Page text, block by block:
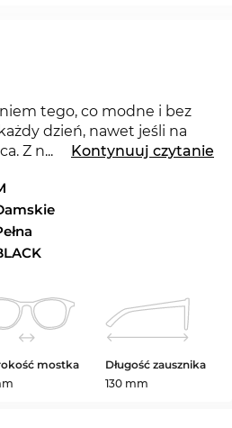
tego, co modne i bez
dzień, nawet jeśli na
Z nowymi okularamiGucci
bieącym sezonie 2024.
pasuje do Twojego
się także z innymi
Gucci z naszego
dlakobiet, które
Nadają się na
roku 2024. Kocie oczy
jest uwodzicielskie i
... Kontynuuj czytanie
mostka
Długość zausznika
130 mm